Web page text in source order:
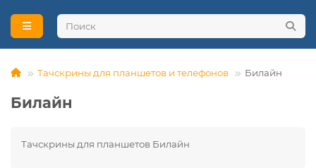
Тачскрины для планшетов и телефонов Билайн
Билайн
Тачскрины для планшетов Билайн